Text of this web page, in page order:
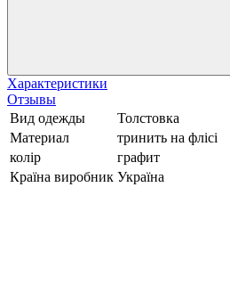
Характеристики
Отзывы
Вид одежды
Толстовка
Материал
тринить на флісі
колір
графит
Країна виробник Україна